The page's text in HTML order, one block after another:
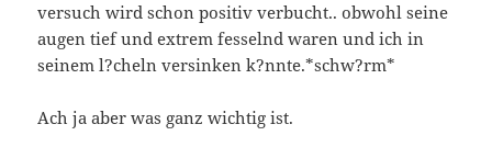
versuch wird schon positiv verbucht.. obwohl seine
augen tief und extrem fesselnd waren und ich in
seinem l?cheln versinken k?nnte.*schw?rm*
Ach ja aber was ganz wichtig ist.